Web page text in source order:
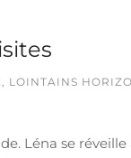
, LOINTAINS
Léna se